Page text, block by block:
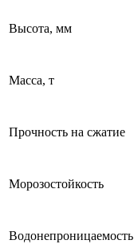
Высота, мм
Масса, т
Прочность на сжатие
Морозостойкость
Водонепроницаемость